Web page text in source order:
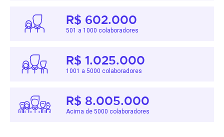
R$ 602.000
501 a 1000 colaboradores
R$ 1.025.000
1001 a 5000 colaboradores
R$ 8.005.000
Acima de 5000 colaboradores